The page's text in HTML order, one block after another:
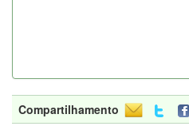
Compartilhamento